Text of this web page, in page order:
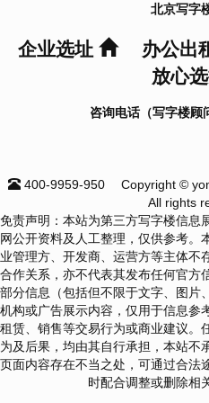
北京写字
企业选址 办公出
放心
咨询电话（写字楼
400-9959-950
Copyright ©
All rights
免责声明：本站为第三方写字楼信息
网公开资料及人工整理，仅供参考。
业管理方、开发商、运营方等主体不
合作关系，亦不代表其发布任何官方
部分信息（包括但不限于文字、图片
机构或广告展示内容，仅用于信息参
租赁、销售等交易行为或商业建议。
为及后果，均由其自行承担，本站不
页面内容存在不当之处，可通过合法
时配合调整或删除相